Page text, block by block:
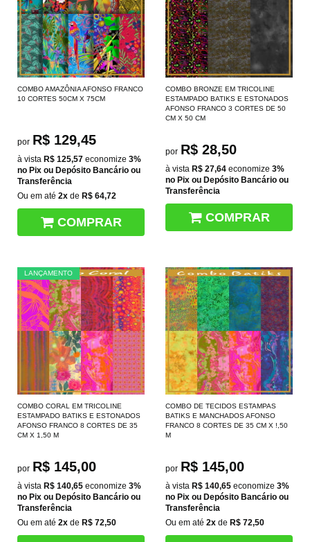
COMBO AMAZÔNIA AFONSO FRANCO
10 CORTES 50CM X 75CM
por R$ 129,45
à vista R$ 125,57 economize 3%
no Pix ou Depósito Bancário ou
Transferência
Ou em até 2x de R$ 64,72
COMPRAR
COMBO BRONZE EM TRICOLINE
ESTAMPADO BATIKS E ESTONADOS
AFONSO FRANCO 3 CORTES DE 50
CM X 50 CM
por R$ 28,50
à vista R$ 27,64 economize 3%
no Pix ou Depósito Bancário ou
Transferência
COMPRAR
LANÇAMENTO
COMBO CORAL EM TRICOLINE
ESTAMPADO BATIKS E ESTONADOS
AFONSO FRANCO 8 CORTES DE 35
CM X 1,50 M
por R$ 145,00
à vista R$ 140,65 economize 3%
no Pix ou Depósito Bancário ou
Transferência
Ou em até 2x de R$ 72,50
COMBO DE TECIDOS ESTAMPAS
BATIKS E MANCHADOS AFONSO
FRANCO 8 CORTES DE 35 CM X !,50
M
por R$ 145,00
à vista R$ 140,65 economize 3%
no Pix ou Depósito Bancário ou
Transferência
Ou em até 2x de R$ 72,50